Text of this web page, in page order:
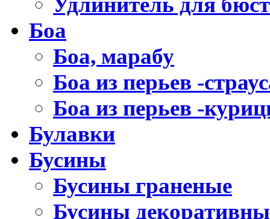
Боа
Боа, марабу
Боа из перьев -
Боа из перьев -
Булавки
Бусины
Бусины граненые
Бусины